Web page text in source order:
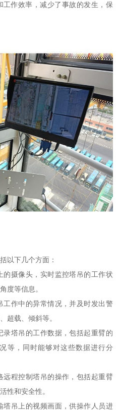
作效率，减少了事故的发生，保
以下几个方面：
的摄像头，实时监控塔吊的工作状
度等信息。
工作中的异常情况，并及时发出警
超载、倾斜等。
录塔吊的工作数据，包括起重臂的
等，同时能够对这些数据进行分
远程控制塔吊的操作，包括起重臂
性和安全性。
塔吊上的视频画面，供操作人员进